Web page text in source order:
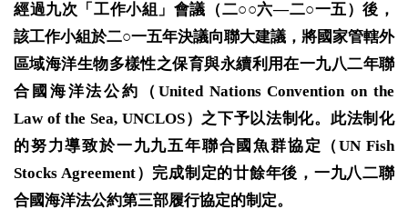
經過九次「工作小組」會議（二○○六—二○一五）後，
該工作小組於二○一五年決議向聯大建議，將國家管轄外
區域海洋生物多樣性之保育與永續利用在一九八二年聯
合國海洋法公約（ United Nations Convention on the
Law of the Sea, UNCLOS）之下予以法制化。此法制化
的努力導致於一九九五年聯合國魚群協定（UN Fish
Stocks Agreement）完成制定的廿餘年後，一九八二聯
合國海洋法公約第三部履行協定的制定。